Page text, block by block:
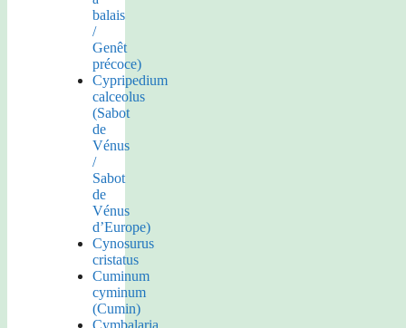
balais
/
Genêt
précoce)
Cypripedium
calceolus
(Sabot
de
Vénus
/
Sabot
de
Vénus
d’Europe)
Cynosurus
cristatus
Cuminum
cyminum
(Cumin)